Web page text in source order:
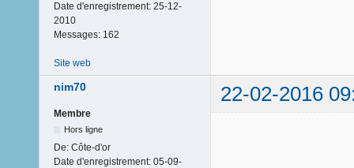
Date d'enregistrement: 25-12-
2010
Messages: 162
Site web
nim70 22-02-2016
Membre
Hors ligne
De: Côte-d'or
Date d'enregistrement: 05-09-